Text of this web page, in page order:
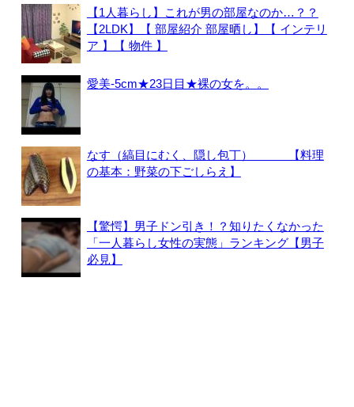
【1人暮らし】これが男の部屋なのか…？？
【2LDK】【 部屋紹介 部屋晒し】【 インテリ
ア 】【 物件 】
愛美-5cm★23日目★裸の女を。。
なす（縞目にむく、隠し包丁） 【料理
の基本：野菜の下ごしらえ】
【驚愕】男子ドン引き！？知りたくなかった
「一人暮らし女性の実態」ランキング【男子
必見】